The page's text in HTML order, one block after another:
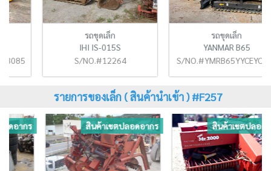
รถขุดเล็ก
IHI IS-015S
S/NO.#12264
รถขุดเล็ก
YANMAR B65
S/NO.#YMRB65YYCEYC10533
รายการของเล็ก ( สินค้านำเข้า ) #F257
สินค้าเขตปลอดอากร สินค้าเขตปลอดอากร